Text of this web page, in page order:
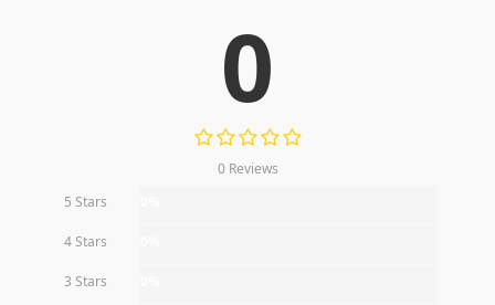
0
0 Reviews
5 Stars
4 Stars
3 Stars